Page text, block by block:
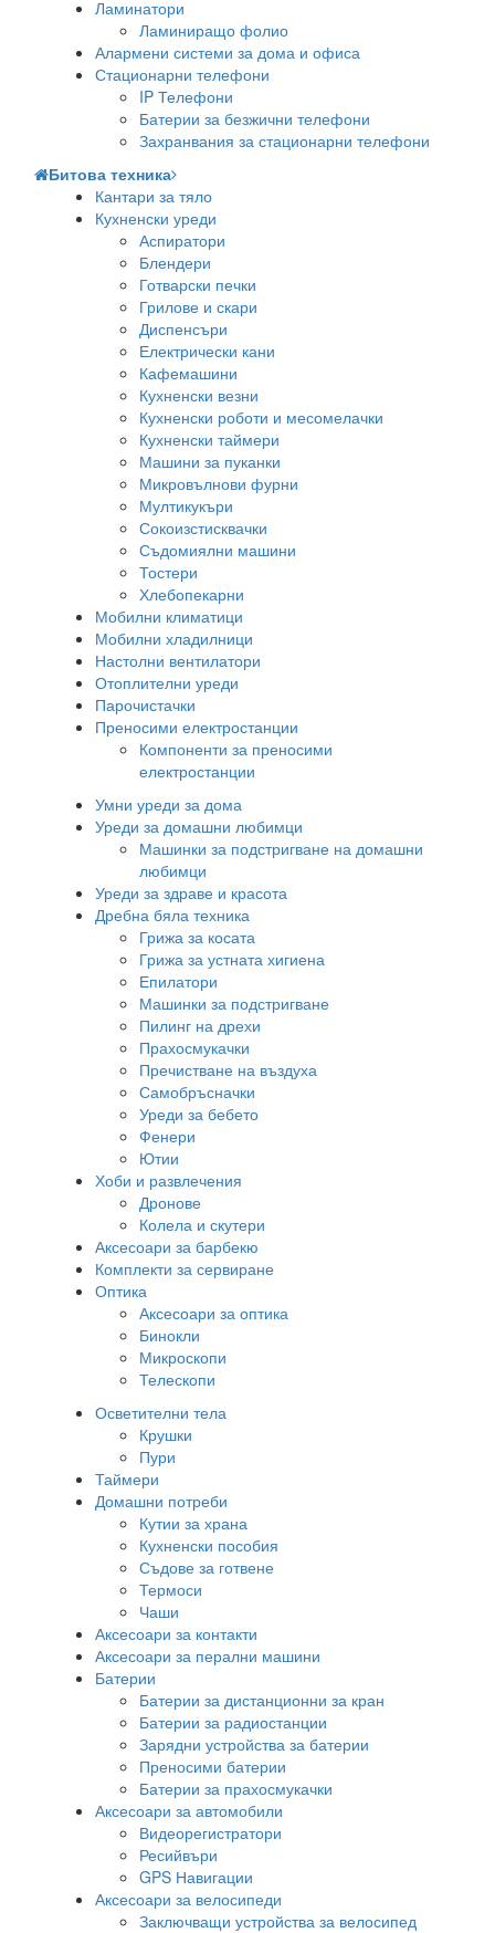
Ламинатори
Ламиниращо фолио
Алармени системи за дома и офиса
Стационарни телефони
IP Телефони
Батерии за безжични телефони
Захранвания за стационарни телефони
Битова техника
Кантари за тяло
Кухненски уреди
Аспиратори
Блендери
Готварски печки
Грилове и скари
Диспенсъри
Електрически кани
Кафемашини
Кухненски везни
Кухненски роботи и месомелачки
Кухненски таймери
Машини за пуканки
Микровълнови фурни
Мултикукъри
Сокоизстисквачки
Съдомиялни машини
Тостери
Хлебопекарни
Мобилни климатици
Мобилни хладилници
Настолни вентилатори
Отоплителни уреди
Парочистачки
Преносими електростанции
Компоненти за преносими
електростанции
Умни уреди за дома
Уреди за домашни любимци
Машинки за подстригване на домашни
любимци
Уреди за здраве и красота
Дребна бяла техника
Грижа за косата
Грижа за устната хигиена
Епилатори
Машинки за подстригване
Пилинг на дрехи
Прахосмукачки
Пречистване на въздуха
Самобръсначки
Уреди за бебето
Фенери
Ютии
Хоби и развлечения
Дронове
Колела и скутери
Аксесоари за барбекю
Комплекти за сервиране
Оптика
Аксесоари за оптика
Бинокли
Микроскопи
Телескопи
Осветителни тела
Крушки
Пури
Таймери
Домашни потреби
Кутии за храна
Кухненски пособия
Съдове за готвене
Термоси
Чаши
Аксесоари за контакти
Аксесоари за перални машини
Батерии
Батерии за дистанционни за кран
Батерии за радиостанции
Зарядни устройства за батерии
Преносими батерии
Батерии за прахосмукачки
Аксесоари за автомобили
Видеорегистратори
Ресийвъри
GPS Навигации
Аксесоари за велосипеди
Заключващи устройства за велосипед